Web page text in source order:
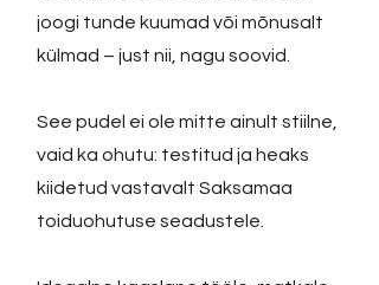
joogi tunde kuumad või mõnusalt
külmad – just nii, nagu soovid.
See pudel ei ole mitte ainult stiilne,
vaid ka ohutu: testitud ja heaks
kiidetud vastavalt Saksamaa
toiduohutuse seadustele.